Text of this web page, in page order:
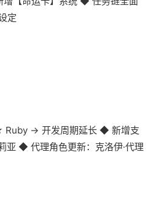
定
Ruby → 开发周期延长 ◆ 新增支
亚 ◆ 代理角色更新：克洛伊·代理